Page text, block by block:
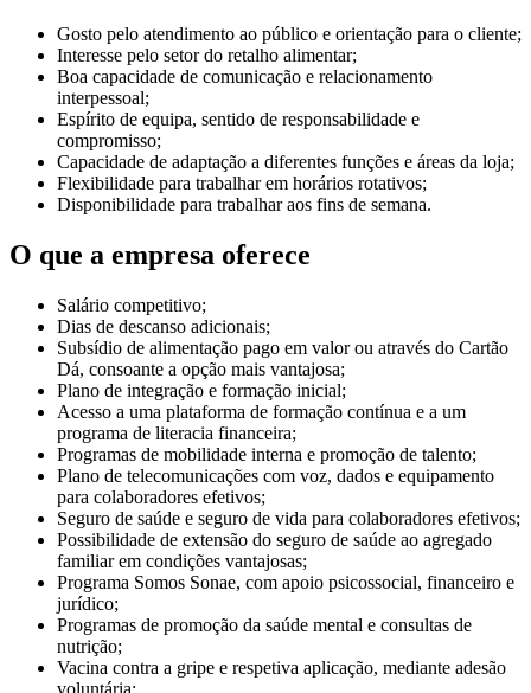
Gosto pelo atendimento ao público e orientação para o cliente;
Interesse pelo setor do retalho alimentar;
Boa capacidade de comunicação e relacionamento
interpessoal;
Espírito de equipa, sentido de responsabilidade e
compromisso;
Capacidade de adaptação a diferentes funções e áreas da loja;
Flexibilidade para trabalhar em horários rotativos;
Disponibilidade para trabalhar aos fins de semana.
O que a empresa oferece
Salário competitivo;
Dias de descanso adicionais;
Subsídio de alimentação pago em valor ou através do Cartão
Dá, consoante a opção mais vantajosa;
Plano de integração e formação inicial;
Acesso a uma plataforma de formação contínua e a um
programa de literacia financeira;
Programas de mobilidade interna e promoção de talento;
Plano de telecomunicações com voz, dados e equipamento
para colaboradores efetivos;
Seguro de saúde e seguro de vida para colaboradores efetivos;
Possibilidade de extensão do seguro de saúde ao agregado
familiar em condições vantajosas;
Programa Somos Sonae, com apoio psicossocial, financeiro e
jurídico;
Programas de promoção da saúde mental e consultas de
nutrição;
Vacina contra a gripe e respetiva aplicação, mediante adesão
voluntária;